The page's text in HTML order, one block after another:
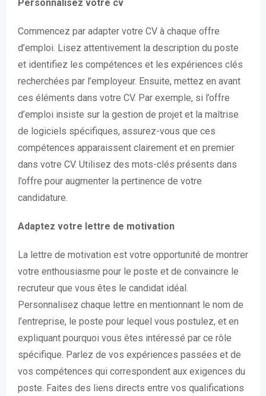
Personnalisez votre cv
Commencez par adapter votre CV à chaque offre
d’emploi. Lisez attentivement la description du poste
et identifiez les compétences et les expériences clés
recherchées par l’employeur. Ensuite, mettez en avant
ces éléments dans votre CV. Par exemple, si l’offre
d’emploi insiste sur la gestion de projet et la maîtrise
de logiciels spécifiques, assurez-vous que ces
compétences apparaissent clairement et en premier
dans votre CV. Utilisez des mots-clés présents dans
l’offre pour augmenter la pertinence de votre
candidature.
Adaptez votre lettre de motivation
La lettre de motivation est votre opportunité de montrer
votre enthousiasme pour le poste et de convaincre le
recruteur que vous êtes le candidat idéal.
Personnalisez chaque lettre en mentionnant le nom de
l’entreprise, le poste pour lequel vous postulez, et en
expliquant pourquoi vous êtes intéressé par ce rôle
spécifique. Parlez de vos expériences passées et de
vos compétences qui correspondent aux exigences du
poste. Faites des liens directs entre vos qualifications